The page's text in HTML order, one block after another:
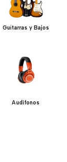
Guitarras y Bajos
Audífonos